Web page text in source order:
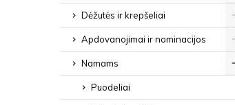
Dėžutės ir krepšeliai
Apdovanojimai ir nominacijos
Namams
Puodeliai